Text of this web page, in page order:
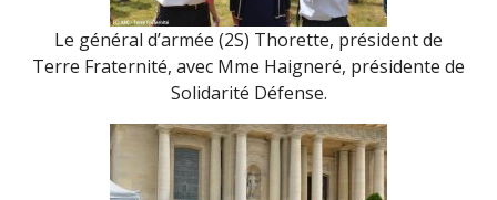
Le général d’armée (2S) Thorette, président de
Terre Fraternité, avec Mme Haigneré, présidente de
Solidarité Défense.